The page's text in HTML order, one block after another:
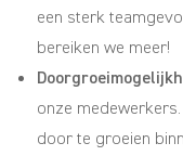
een sterk
bereiken we meer!
onze
door te groeien